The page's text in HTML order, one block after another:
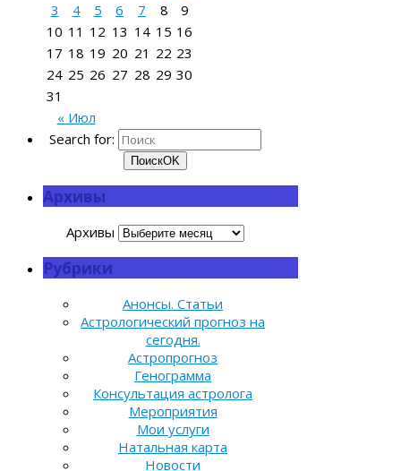
« Июл
3
4 5 6 7 8
9
10 11 12 13 14 15 16
17 18 19 20 21 22 23
24 25 26 27 28 29 30
31
Search for:
ПоискOK
Архивы
Архивы
Рубрики
Анонсы. Статьи
Астрологический прогноз на
сегодня.
Астропрогноз
Генограмма
Консультация астролога
Мероприятия
Мои услуги
Натальная карта
Новости